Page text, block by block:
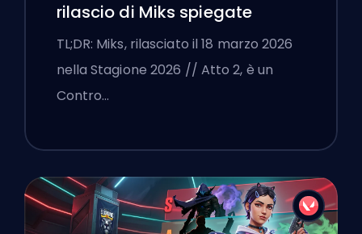
rilascio di Miks spiegate
TL;DR: Miks, rilasciato il 18 marzo 2026
nella Stagione 2026 // Atto 2, è un
Contro…